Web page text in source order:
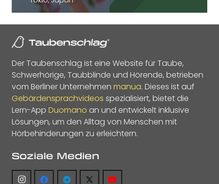
Der Taubenschlag ist eine Website für Taube,
Schwerhörige, Taubblinde und Hörende, betrieben
vom Berliner Unternehmen manua. Dieses ist auf
Gebärdensprachvideos spezialisiert, bietet die
Lern-App Duomano an und entwickelt inklusive
Lösungen, um den Alltag von Menschen mit
Hörbehinderungen zu erleichtern.
Soziale Medien